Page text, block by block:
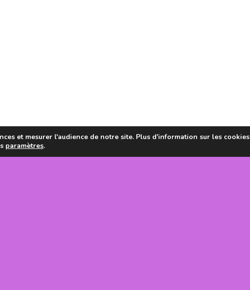
et mesurer l'audience de notre site. Plus d'information sur les cookies
paramètres.